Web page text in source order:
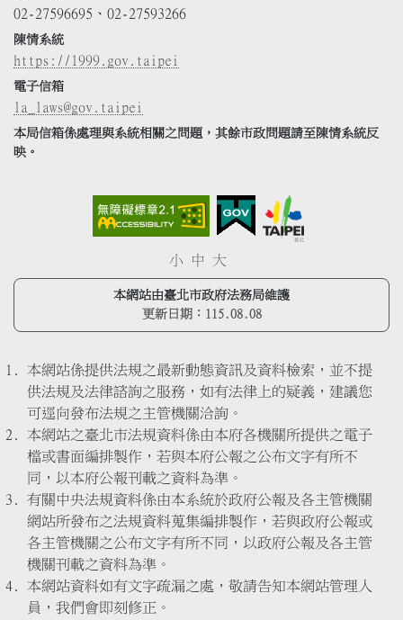
02-27596695、02-27593266
陳情系統
https://1999.gov.taipei
電子信箱
la_laws@gov.taipei
本局信箱係處理與系統相關之問題，其餘市政問題請至陳情系統反
映。
小 中 大
本網站由臺北市政府法務局維護
更新日期： 115.08.08
本網站係提供法規之最新動態資訊及資料檢索，並不提
供法規及法律諮詢之服務，如有法律上的疑義，建議您
可逕向發布法規之主管機關洽詢。
本網站之臺北市法規資料係由本府各機關所提供之電子
檔或書面編排製作，若與本府公報之公布文字有所不
同，以本府公報刊載之資料為準。
有關中央法規資料係由本系統於政府公報及各主管機關
網站所發布之法規資料蒐集編排製作，若與政府公報或
各主管機關之公布文字有所不同，以政府公報及各主管
機關刊載之資料為準。
本網站資料如有文字疏漏之處，敬請告知本網站管理人
員，我們會即刻修正。